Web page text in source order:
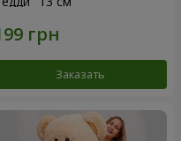
Заказать